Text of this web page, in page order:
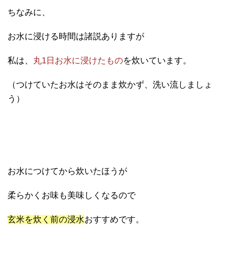
ちなみに、
お水に浸ける時間は諸説ありますが
私は、 丸1日お水に浸けたものを炊いています。
（つけていたお水はそのまま炊かず、洗い流しましょ
う）
お水につけてから炊いたほうが
柔らかくお味も美味しくなるので
玄米を炊く前の浸水おすすめです。